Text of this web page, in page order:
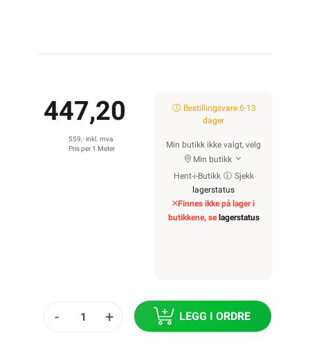
447,20
559,- inkl. mva.
Pris per 1 Meter
Bestillingsvare 6-13
dager
Min butikk ikke valgt, velg
Min butikk
Hent-i-Butikk
Sjekk
lagerstatus
Finnes ikke på lager i
butikkene, se lagerstatus
- + LEGG I ORDRE